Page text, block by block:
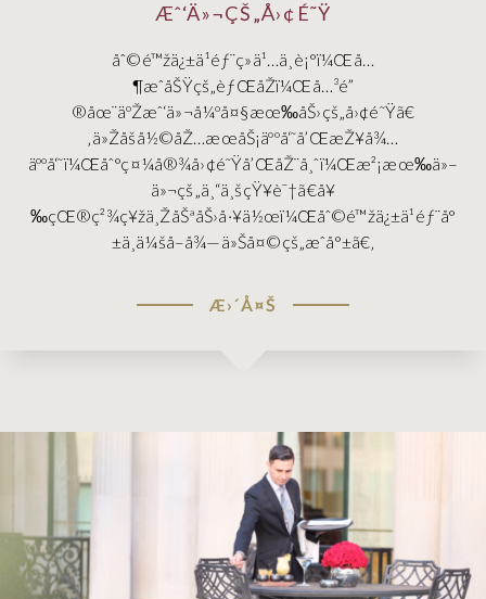
Æˆ‘Ä»¬ÇŠ„Å›¢É˜Ÿ
åˆ©é™žä¿±ä¹éƒ¨ç»ä¹…ä¸è¡°ï¼Œå…
¶æˆåŠŸçš„èƒŒåŽï¼Œå…³é”
®åœ¨äºŽæˆ‘ä»¬å¼ºå¤§æœ‰åŠ›çš„å›¢é˜Ÿã€
‚ä»Žåšå½©åŽ…æœåŠ¡äººå‘˜å’ŒæŽ¥å¾…
äººå‘˜ï¼Œåˆ°ç¤¼å®¾å›¢é˜Ÿå’ŒåŽ¨å¸ˆï¼Œæ²¡æœ‰ä»–
ä»¬çš„ä¸“ä¸šçŸ¥è¯†ã€å¥
‰çŒ®ç²¾ç¥žä¸ŽåŠªåŠ›å·¥ä½œï¼Œåˆ©é™žä¿±ä¹éƒ¨å°
±ä¸ä¼šå–å¾—ä»Šå¤©çš„æˆå°±ã€‚
Æ›´Å¤Š